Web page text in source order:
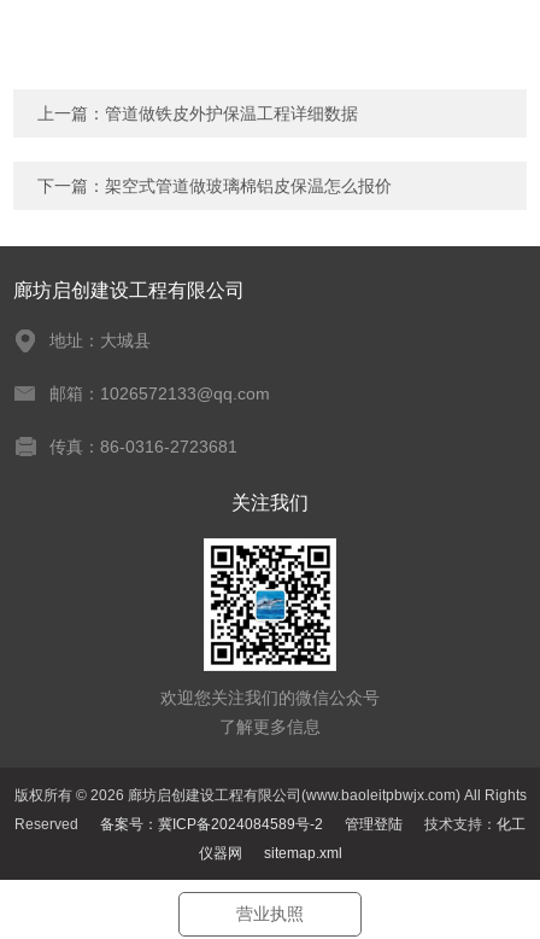
上一篇：管道做铁皮外护保温工程详细数据
下一篇：架空式管道做玻璃棉铝皮保温怎么报价
廊坊启创建设工程有限公司
地址：大城县
邮箱：1026572133@qq.com
传真：86-0316-2723681
关注我们
欢迎您关注我们的微信公众号
了解更多信息
版权所有 © 2026 廊坊启创建设工程有限公司(www.baoleitpbwjx.com) All Rights
Reserved 备案号：冀ICP备2024084589号-2 管理登陆 技术支持： 化工
仪器网
sitemap.xml
营业执照